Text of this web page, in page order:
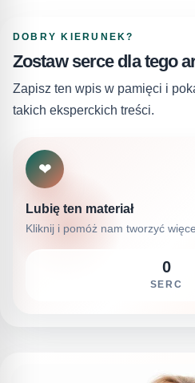
DOBRY KIERUNEK?
Zostaw serce dla tego
Zapisz ten wpis w pamięci i
takich eksperckich treści.
❤
Lubię ten materiał
Kliknij i pomóż nam tworzyć
0
SERC